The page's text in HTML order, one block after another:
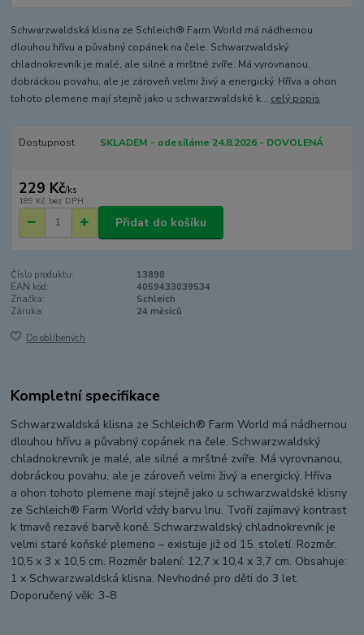
Schwarzwaldská klisna ze Schleich® Farm World má nádhernou
dlouhou hřívu a půvabný copánek na čele. Schwarzwaldský
chladnokrevník je malé, ale silné a mrštné zvíře. Má vyrovnanou,
dobráckou povahu, ale je zároveň velmi živý a energický. Hříva a ohon
tohoto plemene mají stejně jako u schwarzwaldské k... celý popis
Dostupnost SKLADEM - odesíláme 24.8.2026 - DOVOLENÁ
229 Kč/ks
189 Kč bez DPH
Přidat do košíku
Číslo produktu:
13898
EAN kód:
4059433039534
Značka:
Schleich
Záruka:
24 měsíců
Do oblíbených
Kompletní specifikace
Schwarzwaldská klisna ze Schleich® Farm World má nádhernou
dlouhou hřívu a půvabný copánek na čele. Schwarzwaldský
chladnokrevník je malé, ale silné a mrštné zvíře. Má vyrovnanou,
dobráckou povahu, ale je zároveň velmi živý a energický. Hříva
a ohon tohoto plemene mají stejně jako u schwarzwaldské klisny
ze Schleich® Farm World vždy barvu lnu. Tvoří zajímavý kontrast
k tmavě rezavé barvě koně. Schwarzwaldský chladnokrevník je
velmi staré koňské plemeno – existuje již od 15. století. Rozměr:
10,5 x 3 x 10,5 cm. Rozměr balení: 12,7 x 10,4 x 3,7 cm. Obsahuje:
1 x Schwarzwaldská klisna. Nevhodné pro děti do 3 let.
Doporučený věk: 3-8